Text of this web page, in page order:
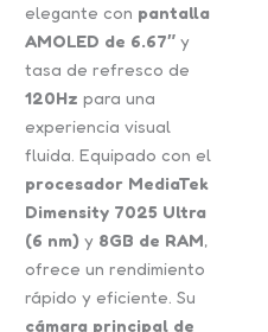
elegante con pantalla
AMOLED de 6.67″y
tasa de refresco de
120Hz para una
experiencia visual
fluida. Equipado con el
procesador MediaTek
Dimensity 7025 Ultra
(6 nm) y 8GB de RAM,
ofrece un rendimiento
rápido y eficiente. Su
cámara principal de